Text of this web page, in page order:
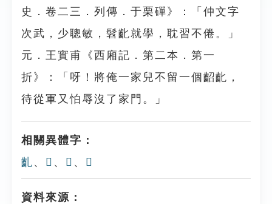
史．卷二三．列傳．于栗磾》：「仲文字
次武，少聰敏，髫齔就學，耽習不倦。」
元．王實甫《西廂記．第二本．第一
折》：「呀！將俺一家兒不留一個齠齔，
待從軍又怕辱沒了家門。」
相關異體字：
齓 、 𪗕 、 𪗠 、 𪗥
資料來源：